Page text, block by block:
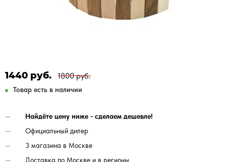
1440 руб. 1800 руб.
Товар есть в наличии
Найдёте цену ниже - сделаем дешевле!
Официальный дилер
3 магазина в Москве
Доставка по Москве и в регионы